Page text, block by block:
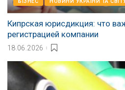
БІЗНЕС НОВИНИ УКРАЇНИ ТА
Кипрская юрисдикция: что
регистрацией компании
18.06.2026